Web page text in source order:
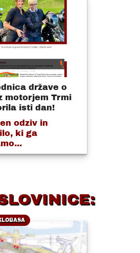
države o
motorjem Trmi
isti dan!
odziv in
ki ga